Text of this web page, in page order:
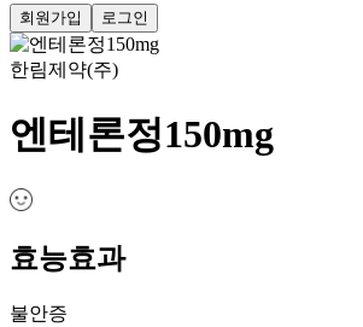
회원가입 로그인
한림제약(주)
엔테론정150mg
효능효과
불안증